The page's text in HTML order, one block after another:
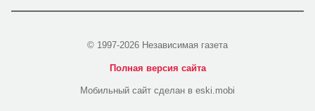
© 1997-2026 Независимая газета
Полная версия сайта
Мобильный сайт сделан в eski.mobi